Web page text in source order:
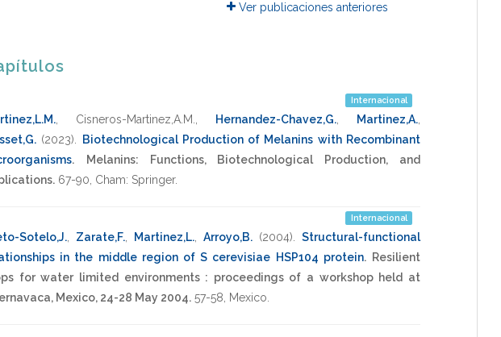
Ver publicaciones anteriores
Internacional
Cisneros-Martinez,A.M. Hernandez-Chavez,G. Martinez,A.
(2023)
Biotechnological Production of Melanins with Recombinant
.
Melanins: Functions, Biotechnological Production, and
67-90 Cham: Springer.
Internacional
Sotelo,J. Zarate,F. Martinez,L. Arroyo,B. (2004)
Structural-functional
in the middle region of S cerevisiae HSP104 protein. Resilient
for water limited environments : proceedings of a workshop held at
Mexico, 24-28 May 2004. 57-58 Mexico